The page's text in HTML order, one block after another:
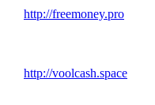
http://freemoney.pro
http://voolcash.space